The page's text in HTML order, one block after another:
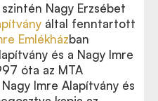
Nagy Erzsébet
által fenntartott
Emlékházban
és a Nagy Imre
óta az MTA
Imre Alapítvány és